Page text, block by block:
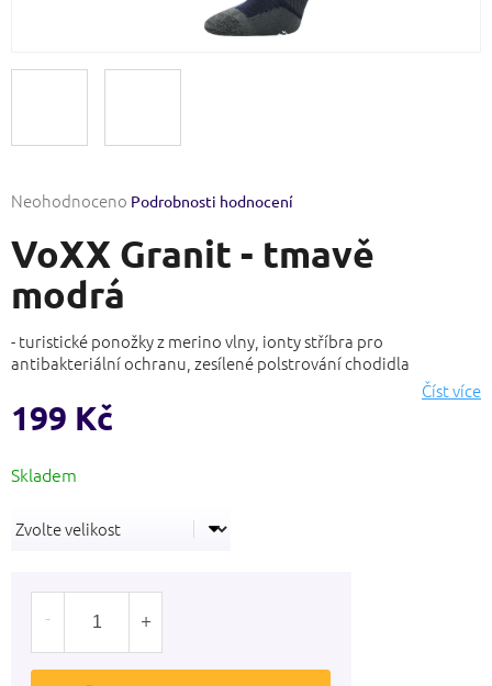
Průměrné
produktu
je
0,0
z
hvězdiček.
Neohodnoceno Podrobnosti hodnocení
VoXX Granit - tmavě
modrá
- turistické ponožky z merino vlny, ionty stříbra pro
antibakteriální ochranu, zesílené polstrování chodidla
Číst více
199 Kč
cena: